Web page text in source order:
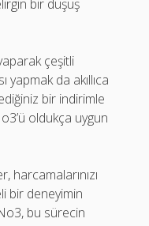
bir düşüş
çeşitli
yapmak da akıllıca
bir indirimle
oldukça uygun
harcamalarınızı
bir deneyimin
bu sürecin